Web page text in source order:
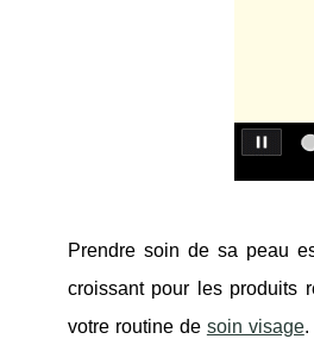
Prendre soin de sa peau
croissant pour les produits
votre routine de soin visage.